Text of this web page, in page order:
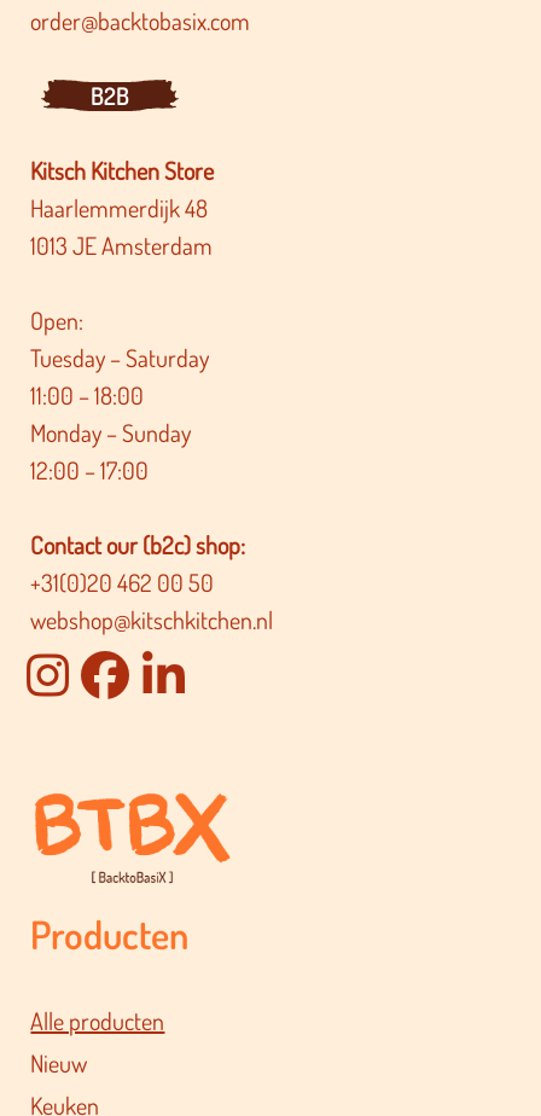
order@backtobasix.com
B2B
Kitsch Kitchen Store
Haarlemmerdijk 48
1013 JE Amsterdam
Open:
Tuesday – Saturday
11:00 – 18:00
Monday – Sunday
12:00 – 17:00
Contact our (b2c) shop:
+31(0)20 462 00 50
webshop@kitschkitchen.nl
Producten
Alle producten
Nieuw
Keuken